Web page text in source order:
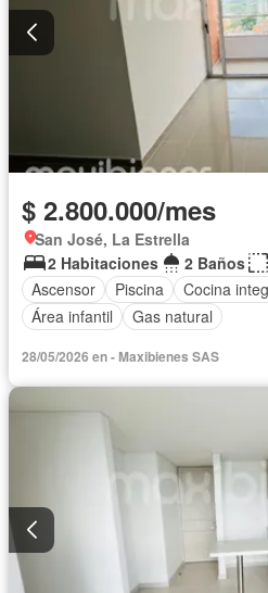
$ 2.800.000/mes
San José, La Estrella
2 Habitaciones
2 Baños
Ascensor
Piscina Cocina
Área infantil
Gas natural
28/05/2026 en - Maxibienes SAS